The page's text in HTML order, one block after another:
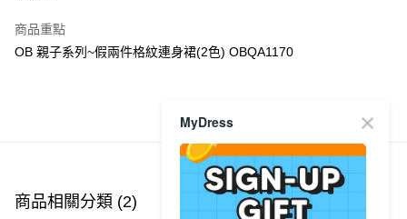
PayMe
每筆HK$40.00，滿HK$350.00或以上免運費
付款後順豐站及營業點
商品重點
OB 親子系列~假兩件格紋連身裙(2色) OBQA1170
商品推薦
商品相關分類 (2)
MyDress